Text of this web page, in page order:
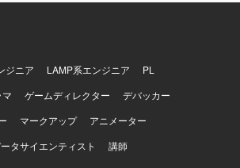
ジニア LAMP系エンジニア
PL
ゲームディレクター
デバッカー
マークアップ
アニメーター
タサイエンティスト 講師